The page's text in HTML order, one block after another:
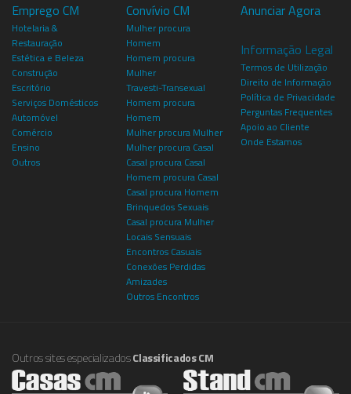
Emprego CM
Hotelaria &
Restauração
Estética e Beleza
Construção
Escritório
Serviços Domésticos
Automóvel
Comércio
Ensino
Outros
Convívio CM
Mulher procura
Homem
Homem procura
Mulher
Travesti-Transexual
Homem procura
Homem
Mulher procura Mulher
Mulher procura Casal
Casal procura Casal
Homem procura Casal
Casal procura Homem
Brinquedos Sexuais
Casal procura Mulher
Locais Sensuais
Encontros Casuais
Conexões Perdidas
Amizades
Outros Encontros
Anunciar Agora
Informação Legal
Termos de Utilização
Direito de Informação
Política de Privacidade
Perguntas Frequentes
Apoio ao Cliente
Onde Estamos
Outros sites especializadosClassificados CM